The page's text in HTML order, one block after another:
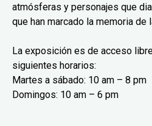
atmósferas y personajes que
que han marcado la memoria de
La exposición es de acceso
siguientes horarios:
Martes a sábado: 10 am – 8 pm
Domingos: 10 am – 6 pm